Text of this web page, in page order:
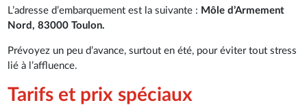
L’adresse d’embarquement est la suivante : Môle d’Armement
Nord, 83000 Toulon.
Prévoyez un peu d’avance, surtout en été, pour éviter tout stress
lié à l’affluence.
Tarifs et prix spéciaux